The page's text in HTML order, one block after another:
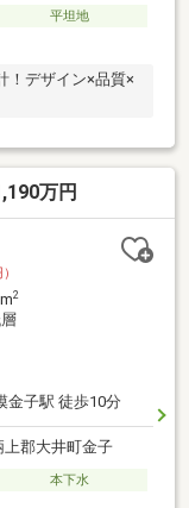
平坦地
！デザイン×品質×
万円
2
金子駅 徒歩10分
郡大井町金子
本下水